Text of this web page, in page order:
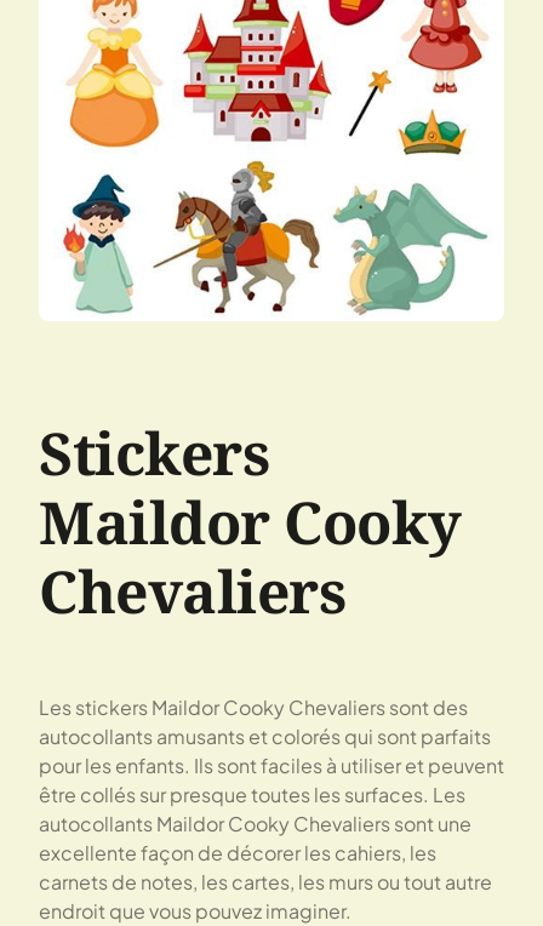
Stickers
Maildor Cooky
Chevaliers
Les stickers Maildor Cooky Chevaliers sont des
autocollants amusants et colorés qui sont parfaits
pour les enfants. Ils sont faciles à utiliser et peuvent
être collés sur presque toutes les surfaces. Les
autocollants Maildor Cooky Chevaliers sont une
excellente façon de décorer les cahiers, les
carnets de notes, les cartes, les murs ou tout autre
endroit que vous pouvez imaginer.